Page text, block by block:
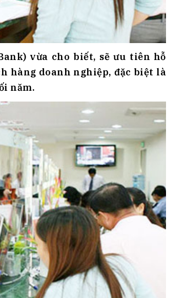
vừa cho biết, sẽ ưu tiên hỗ
hàng doanh nghiệp, đặc biệt là
năm.